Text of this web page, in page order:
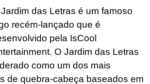
das Letras é um famoso
recém-lançado que é
pela IsCool
O Jardim das Letras
como um dos mais
de quebra-cabeça baseados em